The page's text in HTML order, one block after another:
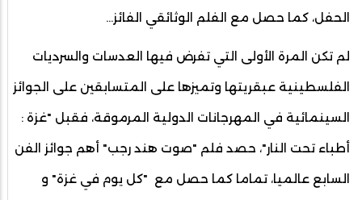
الحفل، كما حصل مع الفلم الوثائقي الفائز…
لم تكن المرة الأولى التي تفرض فيها العدسات والسرديات
الفلسطينية عبقريتها وتميزها على المتسابقين على الجوائز
السينمائية في المهرجانات الدولية المرموقة، فقبل "غزة :
أطباء تحت النار"، حصد فلم "صوت هند رجب" أهم جوائز الفن
السابع عالميا، تماما كما حصل مع "كل يوم في غزة" و